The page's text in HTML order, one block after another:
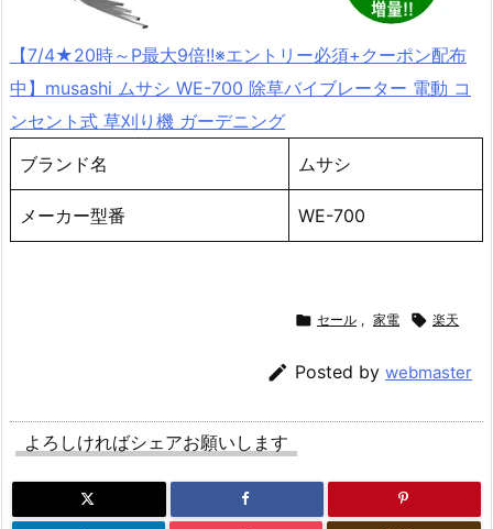
【7/4★20時～P最大9倍!!※エントリー必須+クーポン配布
中】musashi ムサシ WE-700 除草バイブレーター 電動 コ
ンセント式 草刈り機 ガーデニング
ブランド名
ムサシ
メーカー型番 WE-700
 セール , 家電  楽天
 Posted by webmaster
よろしければシェアお願いします